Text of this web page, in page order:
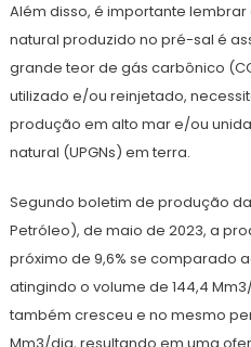
Além disso, é importante
natural produzido no pré-sal é
grande teor de gás carbônico
utilizado e/ou reinjetado,
produção em alto mar e/ou
natural (UPGNs) em terra.
Segundo boletim de produção
Petróleo), de maio de 2023, a
próximo de 9,6% se comparado
atingindo o volume de 144,4
também cresceu e no mesmo